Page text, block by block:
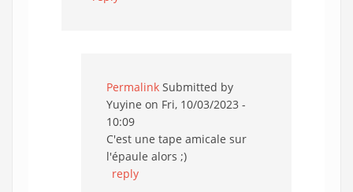
Permalink Submitted by
Yuyine on Fri, 10/03/2023 -
10:09
C'est une tape amicale sur
l'épaule alors ;)
reply